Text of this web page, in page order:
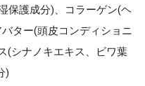
保護成分)、コラーゲン(ヘ
ター(頭皮コンディショニ
(シナノキエキス、ビワ葉
)